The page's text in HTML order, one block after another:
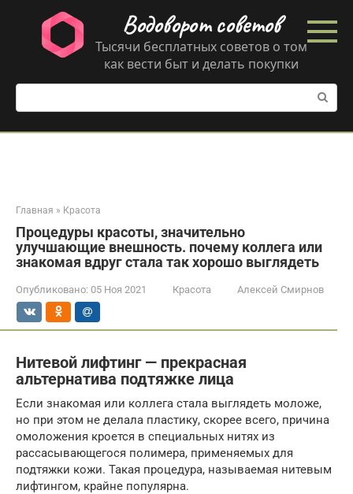
контенту
Водоворот советов
Тысячи бесплатных советов о том
как вести быт и делать покупки
Поиск:
Главная » Красота
Процедуры красоты, значительно
улучшающие внешность. почему коллега или
знакомая вдруг стала так хорошо выглядеть
Опубликовано: 05 Ноя 2021 Красота Алексей Смирнов
Нитевой лифтинг — прекрасная
альтернатива подтяжке лица
Если знакомая или коллега стала выглядеть моложе,
но при этом не делала пластику, скорее всего, причина
омоложения кроется в специальных нитях из
рассасывающегося полимера, применяемых для
подтяжки кожи. Такая процедура, называемая нитевым
лифтингом, крайне популярна.